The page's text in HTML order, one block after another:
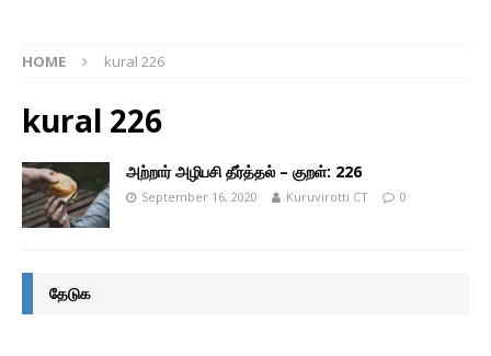
HOME kural 226
kural 226
அற்றார் அழிபசி தீர்த்தல் – குறள்: 226
September 16, 2020 Kuruvirotti CT 0
தேடுக